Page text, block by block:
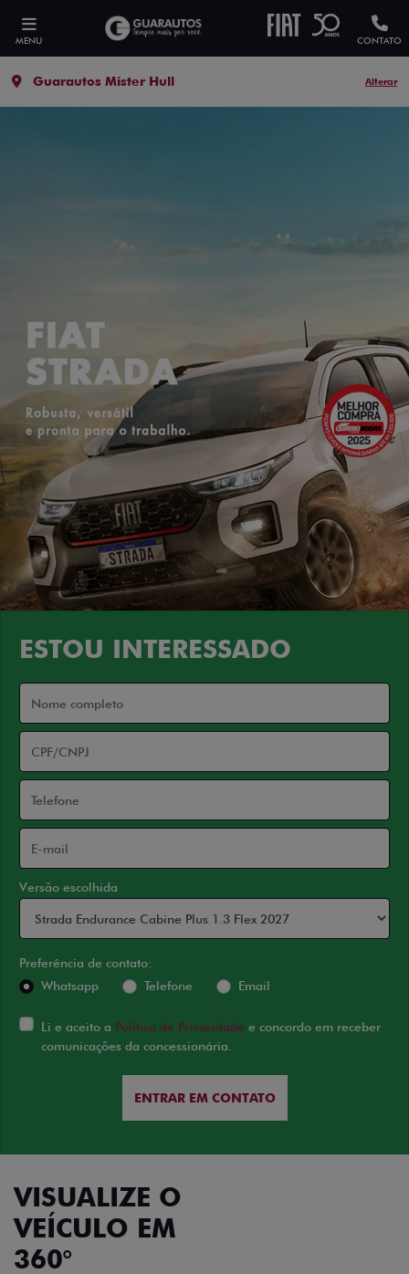
MENU CONTATO
Guarautos Mister Hull Alterar
ESTOU INTERESSADO
Versão escolhida
Preferência de contato:
Whatsapp
Telefone Email
Li e aceito a Política de Privacidade e concordo em receber
comunicações da concessionária.
ENTRAR EM CONTATO
VISUALIZE O
VEÍCULO EM
360°